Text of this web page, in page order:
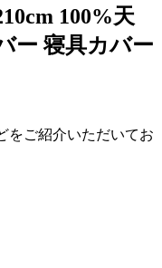
100%天
ー 寝具カバー
をご紹介いただいてお